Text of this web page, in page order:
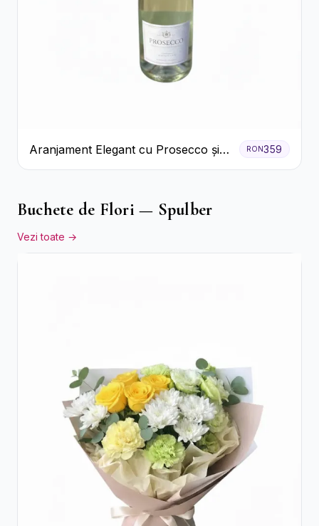
Aranjament Elegant cu Prosecco și
Flori Galbene.
RON359
Buchete de Flori — Spulber
Vezi toate →